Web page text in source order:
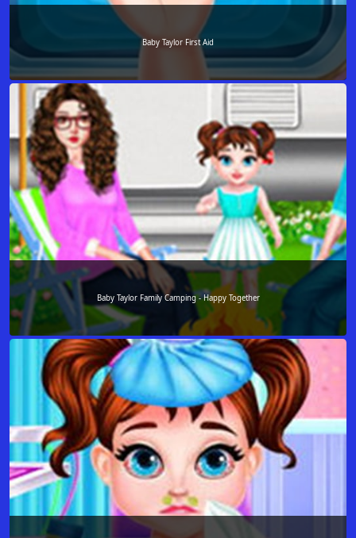
Baby Taylor First Aid
Baby Taylor Family Camping - Happy Together